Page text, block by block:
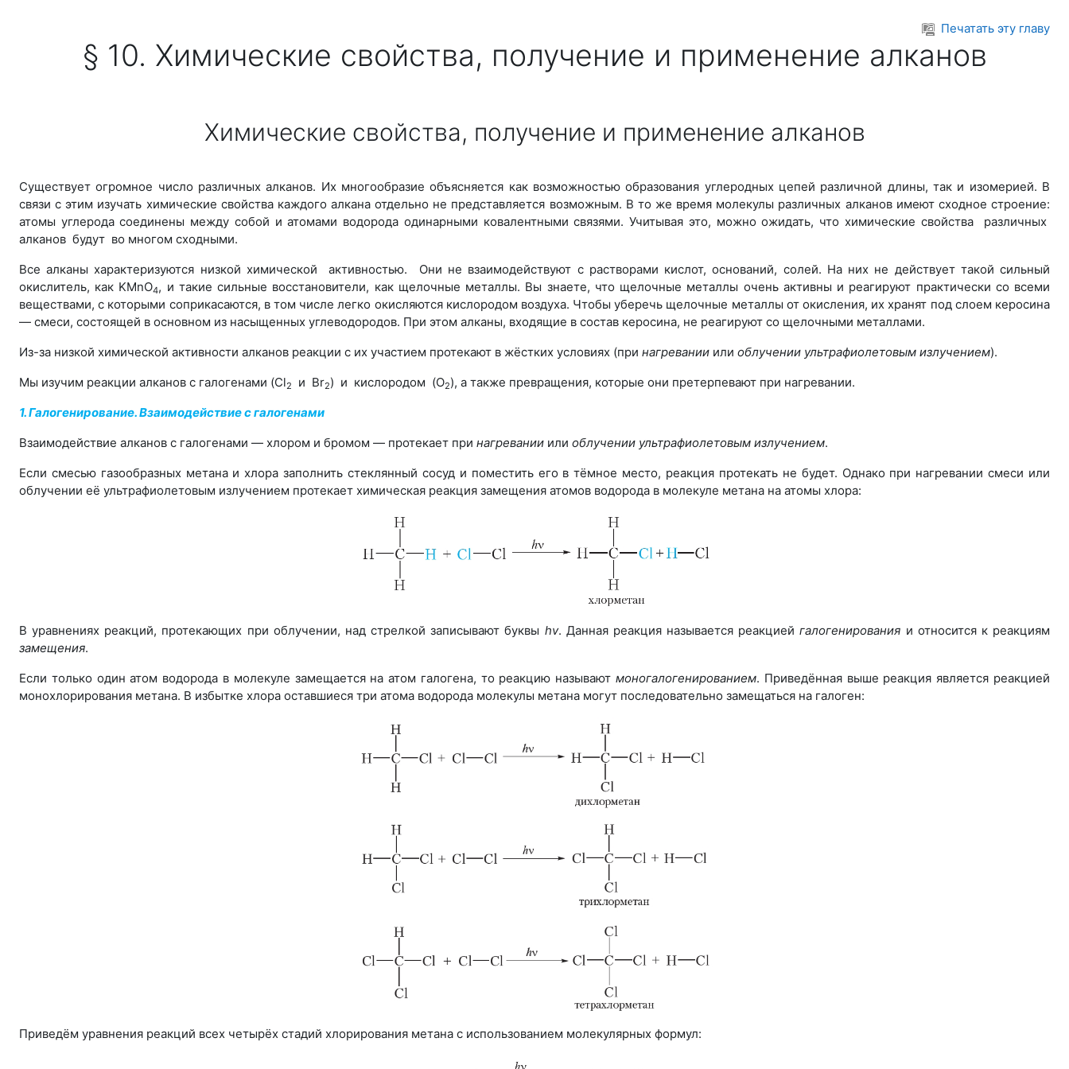
Печатать эту главу
§ 10. Химические свойства, получение и применение алканов
Химические свойства, получение и применение алканов
Существует огромное число различных алканов. Их многообразие объясняется как возможностью образования углеродных цепей различной длины, так и изомерией. В
связи с этим изучать химические свойства каждого алкана отдельно не представляется возможным. В то же время молекулы различных алканов имеют сходное строение:
атомы углерода соединены между собой и атомами водорода одинарными ковалентными связями. Учитывая это, можно ожидать, что химические свойства различных
алканов будут во многом сходными.
Все алканы характеризуются низкой химической активностью. Они не взаимодействуют с растворами кислот, оснований, солей. На них не действует такой сильный
окислитель, как KMnO4, и такие сильные восстановители, как щелочные металлы. Вы знаете, что щелочные металлы очень активны и реагируют практически со всеми
веществами, с которыми соприкасаются, в том числе легко окисляются кислородом воздуха. Чтобы уберечь щелочные металлы от окисления, их хранят под слоем керосина
— смеси, состоящей в основном из насыщенных углеводородов. При этом алканы, входящие в состав керосина, не реагируют со щелочными металлами.
Из-за низкой химической активности алканов реакции с их участием протекают в жёстких условиях (при нагревании или облучении ультрафиолетовым излучением).
Мы изучим реакции алканов с галогенами (Cl2 и Br2) и кислородом (O2), а также превращения, которые они претерпевают при нагревании.
1. Галогенирование. Взаимодействие с галогенами
Взаимодействие алканов с галогенами — хлором и бромом — протекает при нагревании или облучении ультрафиолетовым излучением.
Если смесью газообразных метана и хлора заполнить стеклянный сосуд и поместить его в тёмное место, реакция протекать не будет. Однако при нагревании смеси или
облучении её ультрафиолетовым излучением протекает химическая реакция замещения атомов водорода в молекуле метана на атомы хлора:
В уравнениях реакций, протекающих при облучении, над стрелкой записывают буквы hv. Данная реакция называется реакциейгалогенирования и относится к реакциям
замещения.
Если только один атом водорода в молекуле замещается на атом галогена, то реакцию называютмоногалогенированием. Приведённая выше реакция является реакцией
монохлорирования метана. В избытке хлора оставшиеся три атома водорода молекулы метана могут последовательно замещаться на галоген:
Приведём уравнения реакций всех четырёх стадий хлорирования метана с использованием молекулярных формул: